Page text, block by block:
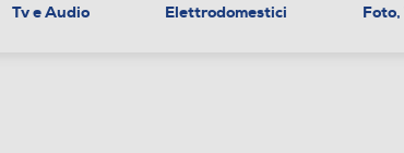
Tv e Audio Elettrodomestici